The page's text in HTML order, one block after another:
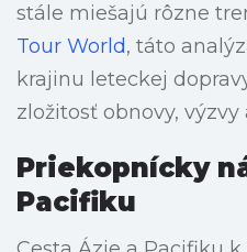
stále miešajú rôzne
Tour World, táto
krajinu leteckej
zložitosť obnovy,
Priekopnícky
Pacifiku